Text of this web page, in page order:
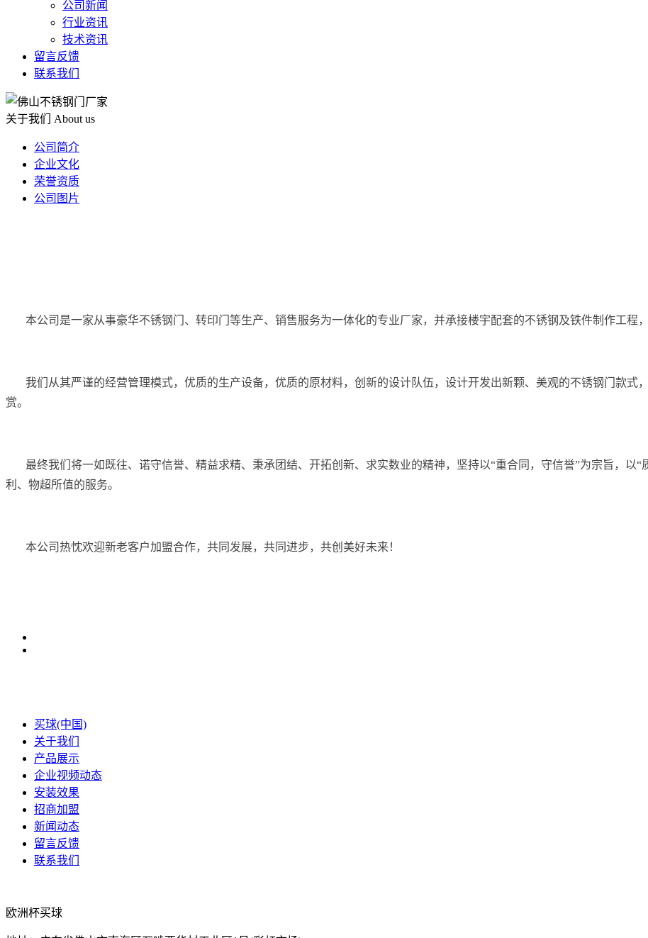
公司新闻
行业资讯
技术资讯
留言反馈
联系我们
关于我们 About us
公司简介
企业文化
荣誉资质
公司图片
本公司是一家从事豪华不锈钢门、转印门等生产、销售服务为一体化的专业厂家，并承接楼宇配套的不锈钢及铁件制作工程，
我们从其严谨的经营管理模式，优质的生产设备，优质的原材料，创新的设计队伍，设计开发出新颗、美观的不锈钢门款式
赏。
最终我们将一如既往、诺守信誉、精益求精、秉承团结、开拓创新、求实数业的精神，坚持以“重合同，守信誉”为宗旨，以“
利、物超所值的服务。
本公司热忱欢迎新老客户加盟合作，共同发展，共同进步，共创美好未来！
买球(中国)
关于我们
产品展示
企业视频动态
安装效果
招商加盟
新闻动态
留言反馈
联系我们
欧洲杯买球